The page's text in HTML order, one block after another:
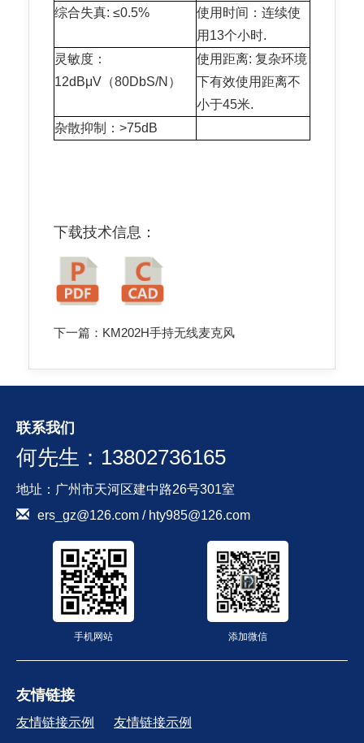
综合失真: ≤0.5%
使用时间：连续使
用13个小时.
灵敏度：
12dBμV（80DbS/N）
使用距离: 复杂环境
下有效使用距离不
小于45米.
杂散抑制：>75dB
下载技术信息：
下一篇： KM202H手持无线麦克风
联系我们
何先生：13802736165
地址：广州市天河区建中路26号301室
ers_gz@126.com / hty985@126.com
手机网站 添加微信
友情链接
友情链接示例 友情链接示例